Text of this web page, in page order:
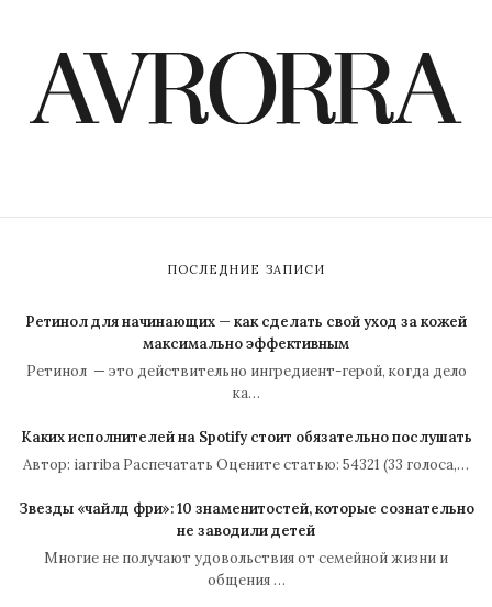
ПОСЛЕДНИЕ ЗАПИСИ
Ретинол для начинающих — как сделать свой уход за кожей
максимально эффективным
Ретинол — это действительно ингредиент-герой, когда дело
ка…
Каких исполнителей на Spotify стоит обязательно послушать
Автор: iarriba Распечатать Оцените статью: 54321 (33 голоса,…
Звезды «чайлд фри»: 10 знаменитостей, которые сознательно
не заводили детей
Многие не получают удовольствия от семейной жизни и
общения …